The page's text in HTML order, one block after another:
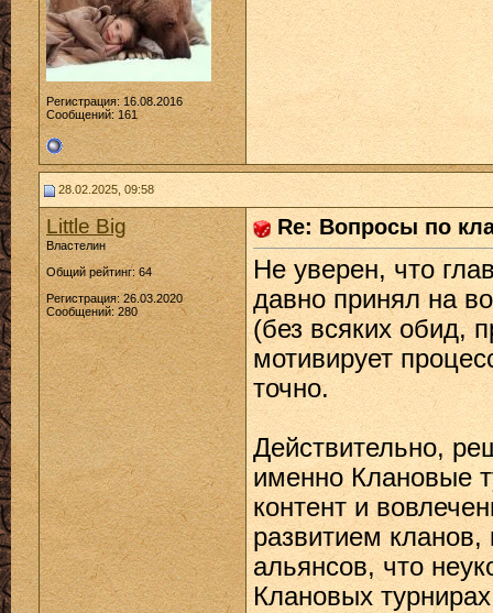
Регистрация: 16.08.2016
Сообщений: 161
28.02.2025, 09:58
Little Big
Властелин
Общий рейтинг: 64
Регистрация: 26.03.2020
Сообщений: 280
Re: Вопросы по
Не уверен, что
давно принял на
(без всяких обид,
мотивирует
точно.
Действительно,
именно Клановые
контент и
развитием
альянсов, что
Клановых